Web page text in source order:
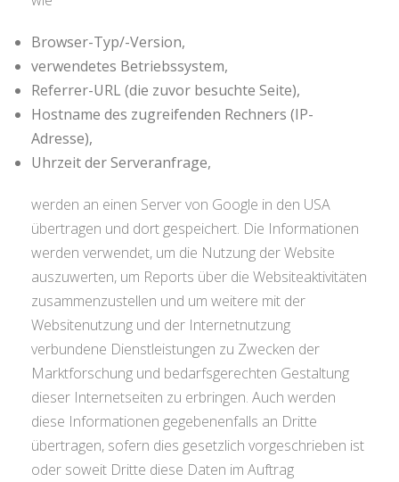
Browser-Typ/-Version,
verwendetes Betriebssystem,
Referrer-URL (die zuvor besuchte Seite),
Hostname des zugreifenden Rechners (IP-
Adresse),
Uhrzeit der Serveranfrage,
werden an einen Server von Google in den USA
übertragen und dort gespeichert. Die Informationen
werden verwendet, um die Nutzung der Website
auszuwerten, um Reports über die Websiteaktivitäten
zusammenzustellen und um weitere mit der
Websitenutzung und der Internetnutzung
verbundene Dienstleistungen zu Zwecken der
Marktforschung und bedarfsgerechten Gestaltung
dieser Internetseiten zu erbringen. Auch werden
diese Informationen gegebenenfalls an Dritte
übertragen, sofern dies gesetzlich vorgeschrieben ist
oder soweit Dritte diese Daten im Auftrag